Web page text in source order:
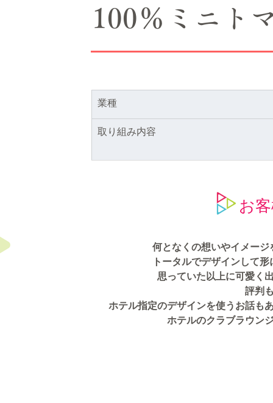
100％ミニト
業種
取り組み内容
お
何となくの想いやイメー
トータルでデザインして
思っていた以上に可愛く
評判
ホテル指定のデザインを使うお話も
ホテルのクラブラウン